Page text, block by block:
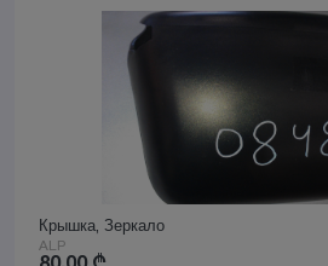
Крышка, Зеркало
ALP